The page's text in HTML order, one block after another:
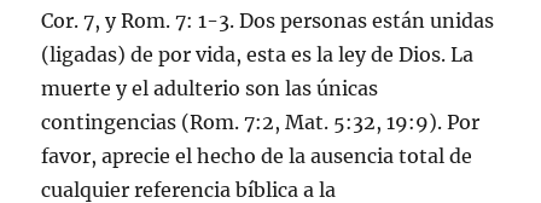
Cor. 7, y Rom. 7: 1-3. Dos personas están unidas
(ligadas) de por vida, esta es la ley de Dios. La
muerte y el adulterio son las únicas
contingencias (Rom. 7:2, Mat. 5:32, 19:9). Por
favor, aprecie el hecho de la ausencia total de
cualquier referencia bíblica a la